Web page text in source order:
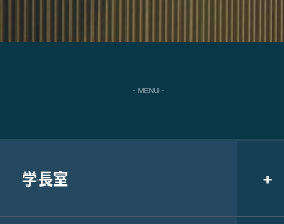
- MENU -
学長室